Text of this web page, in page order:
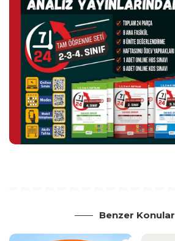
Benzer Konular